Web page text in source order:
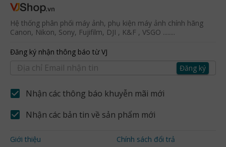
Hệ thống phân phối máy ảnh, phụ kiện máy ảnh chính hãng
Canon, Nikon, Sony, Fujifilm, DJI , K&F , VSGO ........
Đăng ký nhận thông báo từ VJ
Đăng ký
Nhận các thông báo khuyễn mãi mới
Nhận các bản tin về sản phẩm mới
Giới thiệu Chính sách đổi trả